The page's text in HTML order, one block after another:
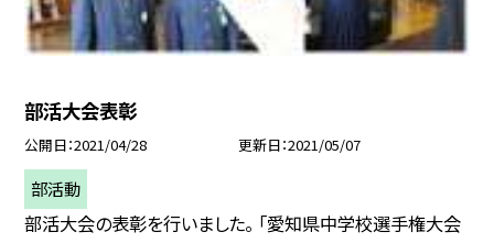
部活大会表彰
公開日 2021/04/28 更新日 2021/05/07
部活動
部活大会の表彰を行いました。 「愛知県中学校選手権大会